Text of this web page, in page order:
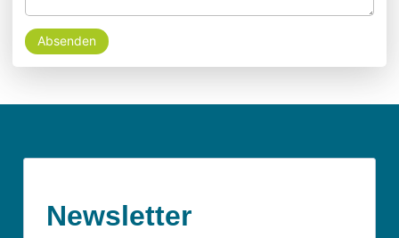
Absenden
Newsletter